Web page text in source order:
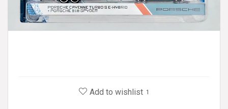
Add to wishlist 1